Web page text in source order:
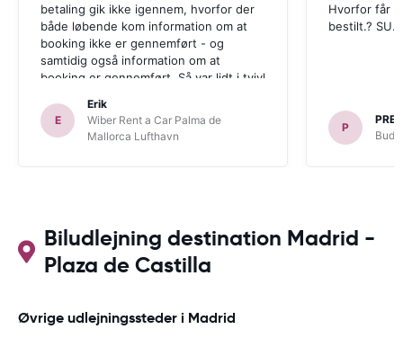
betaling gik ikke igennem, hvorfor der
både løbende kom information om at
booking ikke er gennemført - og
samtidig også information om at
booking er gennemført. Så var lidt i tvivl
ankomst. Men det var der.
E
Erik
Wiber Rent a Car Palma de
Mallorca Lufthavn
Hvorfor får
bestilt.? SU.
P
Biludlejning destination Madrid -
Plaza de Castilla
Øvrige udlejningssteder i Madrid